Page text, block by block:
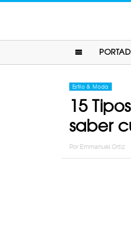
Estilo & Moda
15
saber
Por Emmanuel Ortiz